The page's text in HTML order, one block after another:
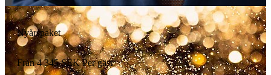
Nyårspaket
Från 4 345 SEK Per gäst